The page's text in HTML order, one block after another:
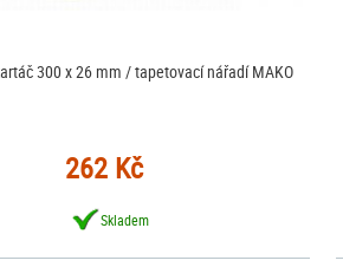
300 x 26 mm / tapetovací nářadí MAKO
262 Kč
Skladem